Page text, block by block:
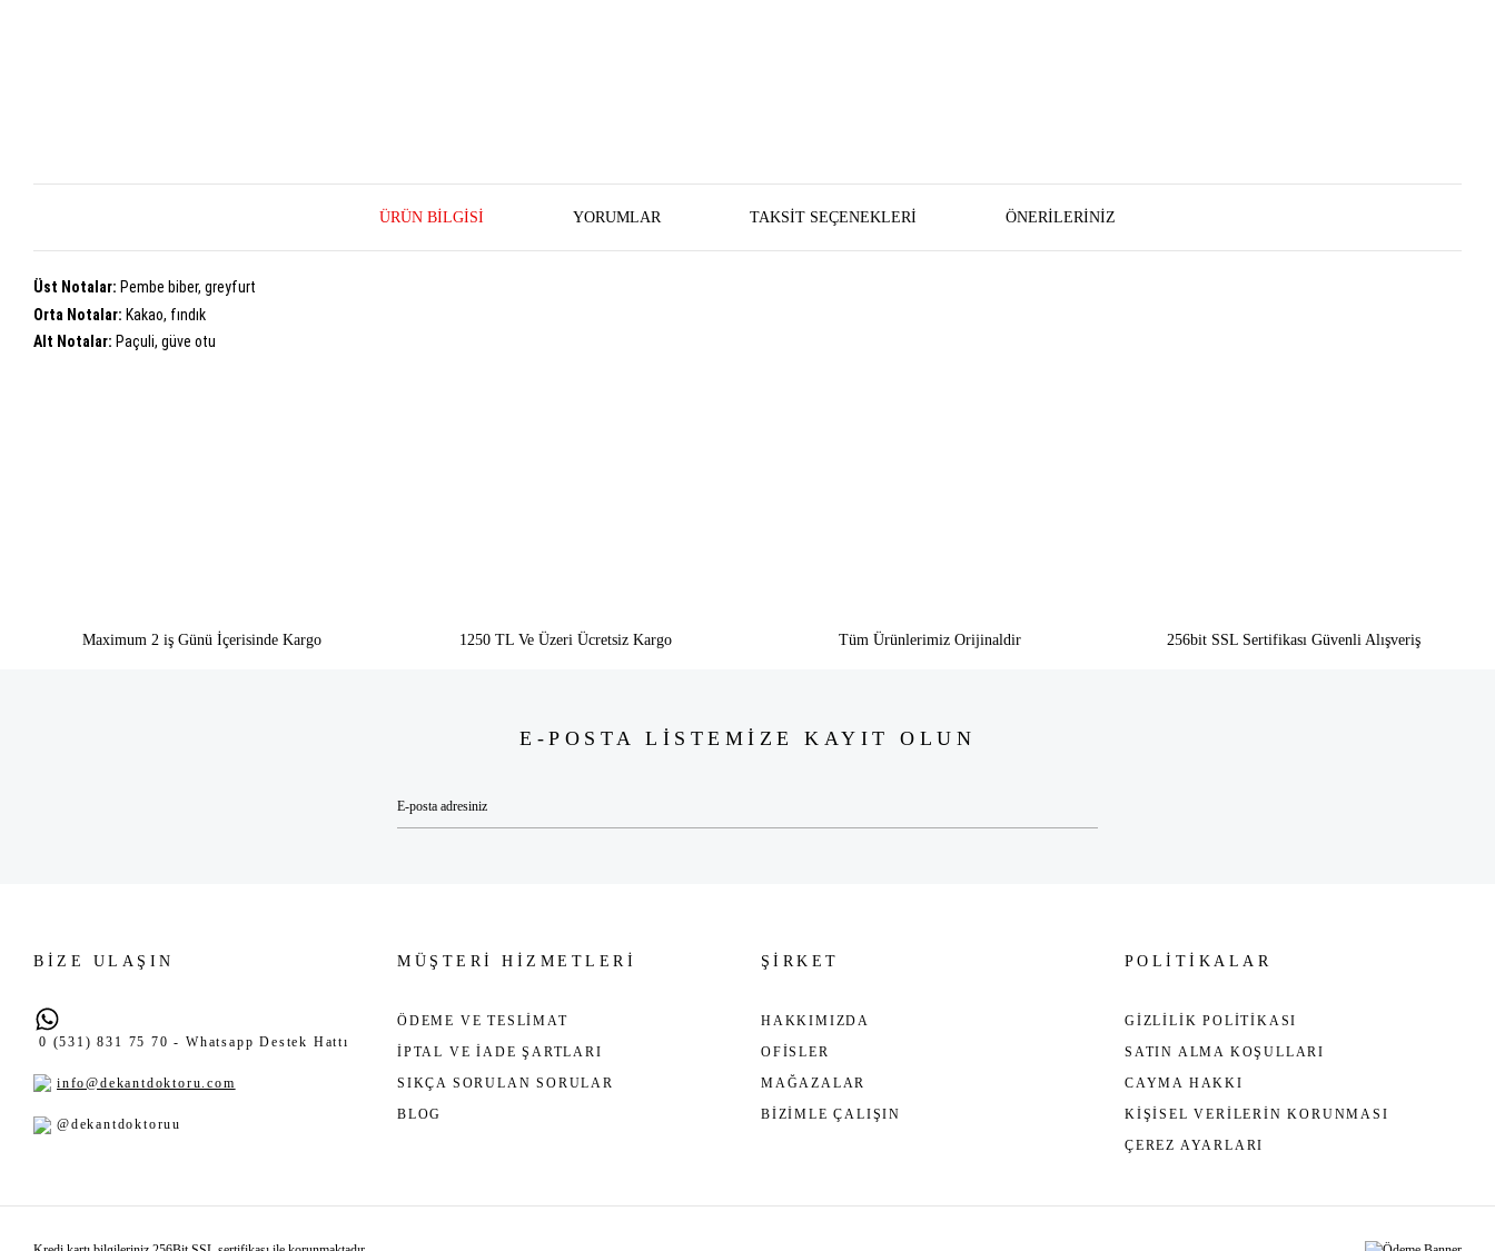
ÜRÜN BILGISI YORUMLAR TAKSIT SEÇENEKLERI ÖNERILERINIZ
Üst Notalar: Pembe biber, greyfurt
Orta Notalar: Kakao, fındık
Alt Notalar: Paçuli, güve otu
Maximum 2 iş Günü İçerisinde Kargo 1250 TL Ve Üzeri Ücretsiz Kargo Tüm Ürünlerimiz Orijinaldir 256bit SSL Sertifikası Güvenli Alışveriş
E-POSTA LİSTEMİZE KAYIT OLUN
BİZE ULAŞIN
0 (531) 831 75 70 - Whatsapp Destek Hattı
info@dekantdoktoru.com
@dekantdoktoruu
MÜŞTERİ HİZMETLERİ
ÖDEME VE TESLİMAT
İPTAL VE İADE ŞARTLARI
SIKÇA SORULAN SORULAR
BLOG
ŞİRKET
HAKKIMIZDA
OFİSLER
MAĞAZALAR
BİZİMLE ÇALIŞIN
POLİTİKALAR
GİZLİLİK POLİTİKASI
SATIN ALMA KOŞULLARI
CAYMA HAKKI
KİŞİSEL VERİLERİN KORUNMASI
ÇEREZ AYARLARI